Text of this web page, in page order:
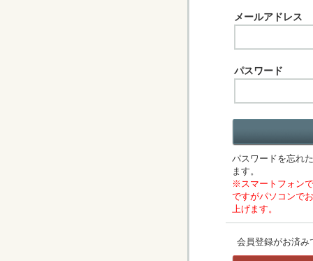
メールアドレス
パスワード
パスワードを忘れ
ます。
※スマートフォン
ですがパソコンで
上げます。
会員登録がお済み